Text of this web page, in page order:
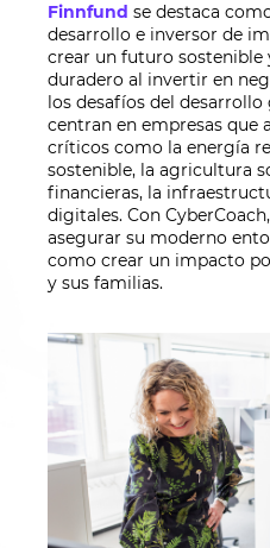
Finnfund se destaca
desarrollo e inversor de
crear un futuro
duradero al invertir en
los desafíos del desarrollo
centran en empresas que
críticos como la energía
sostenible, la agricultura
financieras, la
digitales. Con CyberCoach,
asegurar su moderno
como crear un impacto
y sus familias.